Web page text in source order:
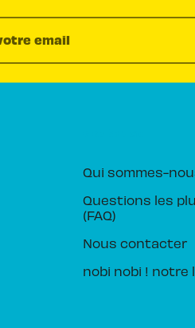
email
Qui sommes-
Questions les
(FAQ)
Nous contacter
nobi nobi ! notre